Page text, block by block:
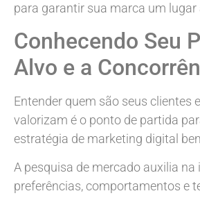
para garantir sua marca um lugar
Conhecendo Seu
Alvo e a
Entender quem são seus clientes
valorizam é o ponto de partida
estratégia de marketing digital
A pesquisa de mercado auxilia
preferências, comportamentos e